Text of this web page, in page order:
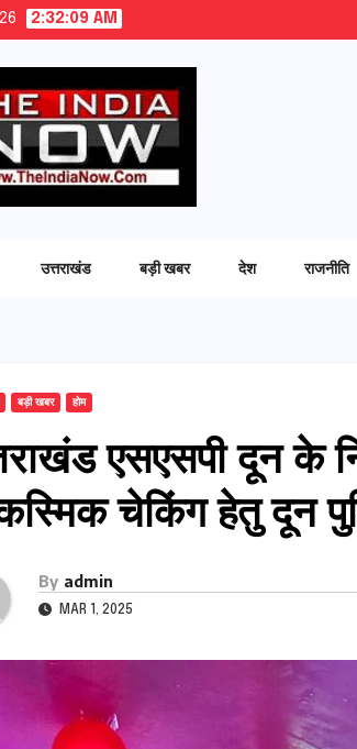
2:32:11 AM
उत्तराखंड बड़ी खबर देश राजनीति
बड़ी खबर होम
एसएसपी दून के
चेकिंग हेतु दून
By admin
MAR 1, 2025